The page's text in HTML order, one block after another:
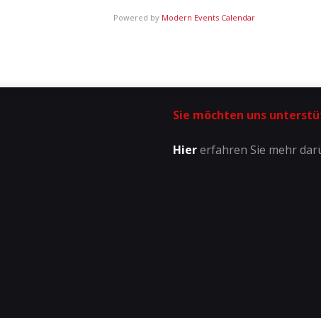
Powered by Modern Events Calendar
Sie möchten uns
Hiererfahren Sie mehr